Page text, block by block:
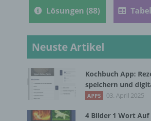
Lösungen (88)
Neuste Artikel
Kochbuch App:
speichern und
APPS 03. April 2025
4 Bilder 1 Wort Auf